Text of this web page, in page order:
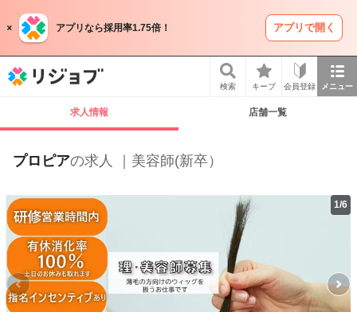
アプリなら採用率1.75倍！ アプリで開く
検索 キープ 会員登録 メニュー
求人情報 店舗一覧
プロピアの求人 ｜美容師(新卒）
1/6